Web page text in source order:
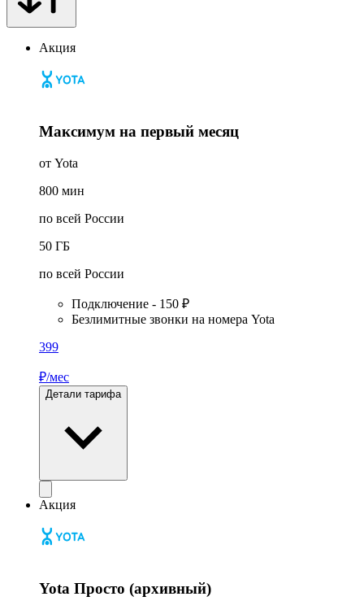
Акция
Максимум на первый месяц
от Yota
800 мин
по всей России
50 ГБ
по всей России
Подключение - 150 ₽
Безлимитные звонки на номера Yota
399
₽/мес
Детали тарифа
Акция
Yota Просто (архивный)